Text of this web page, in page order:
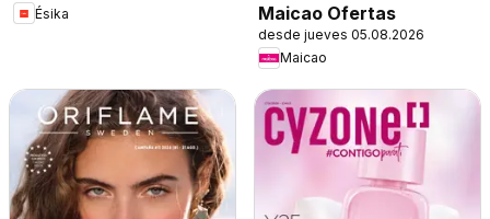
Ésika
Maicao Ofertas
desde jueves 05.08.2026
Maicao